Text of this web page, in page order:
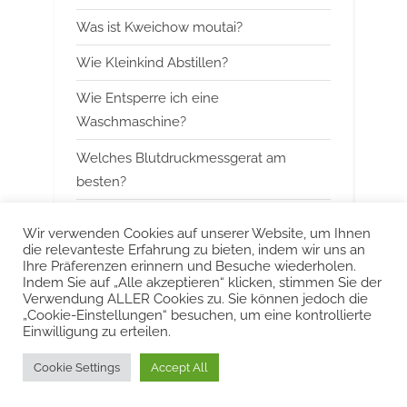
Was ist Kweichow moutai?
Wie Kleinkind Abstillen?
Wie Entsperre ich eine
Waschmaschine?
Welches Blutdruckmessgerat am
besten?
Kann man Arbeitsspeicher kombinieren?
Was ist das Besondere an Smeg?
Urheberrecht © 2022 KurzeAntworten
Wir verwenden Cookies auf unserer Website, um Ihnen
die relevanteste Erfahrung zu bieten, indem wir uns an
Ihre Präferenzen erinnern und Besuche wiederholen.
Indem Sie auf „Alle akzeptieren“ klicken, stimmen Sie der
Verwendung ALLER Cookies zu. Sie können jedoch die
„Cookie-Einstellungen“ besuchen, um eine kontrollierte
Einwilligung zu erteilen.
Cookie Settings Accept All